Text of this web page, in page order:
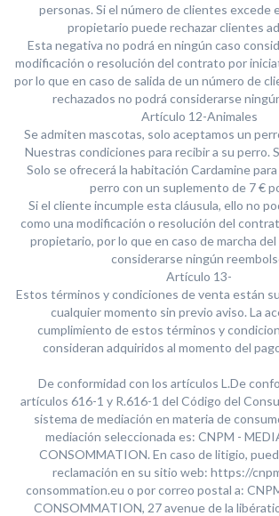
personas. Si el número de clientes excede
propietario puede rechazar clientes
Esta negativa no podrá en ningún caso
modificación o resolución del contrato por
por lo que en caso de salida de un número de
rechazados no podrá considerarse
Artículo 12-Animales
Se admiten mascotas, solo aceptamos un
Nuestras condiciones para recibir a su perro.
Solo se ofrecerá la habitación Cardamine
perro con un suplemento de 7 €
Si el cliente incumple esta cláusula, ello no
como una modificación o resolución del
propietario, por lo que en caso de marcha
considerarse ningún
Artículo 13-
Estos términos y condiciones de venta están
cualquier momento sin previo aviso. La
cumplimiento de estos términos y
consideran adquiridos al momento del
De conformidad con los artículos L.De
artículos 616-1 y R.616-1 del Código del
sistema de mediación en materia de
mediación seleccionada es: CNPM -
CONSOMMATION. En caso de litigio,
reclamación en su sitio web: https://
consommation.eu o por correo postal a:
CONSOMMATION, 27 avenue de la